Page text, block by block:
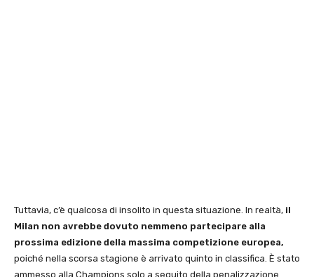
Tuttavia, c’è qualcosa di insolito in questa situazione. In realtà, il
Milan non avrebbe dovuto nemmeno partecipare alla
prossima edizione della massima competizione europea,
poiché nella scorsa stagione è arrivato quinto in classifica. È stato
ammesso alla Champions solo a seguito della penalizzazione